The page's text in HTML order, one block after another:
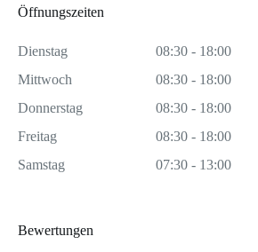
Öffnungszeiten
Dienstag
08:30 - 18:00
Mittwoch
08:30 - 18:00
Donnerstag
08:30 - 18:00
Freitag
08:30 - 18:00
Samstag
07:30 - 13:00
Bewertungen